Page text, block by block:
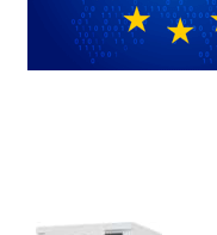
Drücken Sie
ENTER für mehr
Optionen zu